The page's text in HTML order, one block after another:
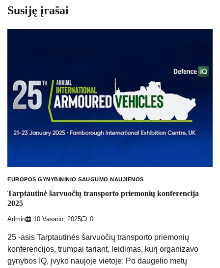
Susiję įrašai
EUROPOS GYNYBININIO SAUGUMO NAUJIENOS
Tarptautinė šarvuočių transporto priemonių konferencija
2025
Admin 10 Vasario, 2025 0
25 -asis Tarptautinės šarvuočių transporto priemonių
konferencijos, trumpai tariant, leidimas, kurį organizavo
gynybos IQ, įvyko naujoje vietoje; Po daugelio metų